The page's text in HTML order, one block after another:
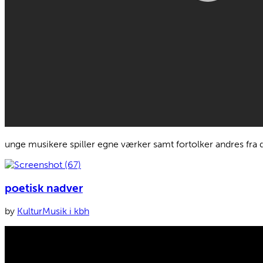
unge musikere spiller egne værker samt fortolker andres fra
poetisk nadver
by KulturMusik i kbh